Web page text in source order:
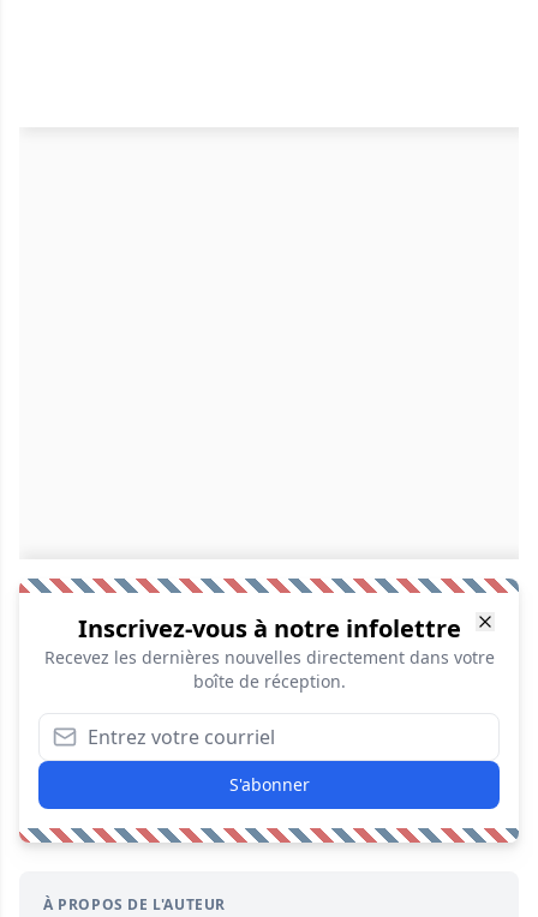
Inscrivez-vous à notre infolettre
Recevez les dernières nouvelles directement dans votre
boîte de réception.
S'abonner
À PROPOS DE L'AUTEUR